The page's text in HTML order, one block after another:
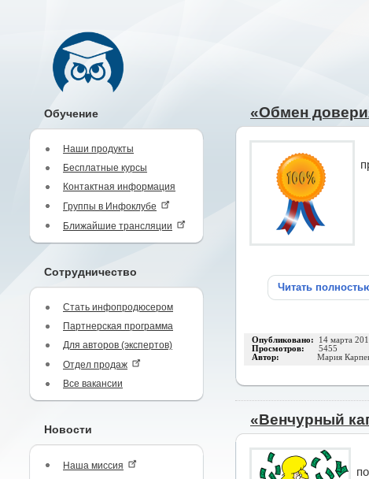
Обучение
Наши продукты
Бесплатные курсы
Контактная информация
Группы в Инфоклубе
Ближайшие трансляции
Сотрудничество
Стать инфопродюсером
Партнерская программа
Для авторов (экспертов)
Отдел продаж
Все вакансии
Новости
Наша миссия
«Обмен
Читать
Опубликовано: 14 марта
Просмотров: 5455
Автор: Мария
«Венчурный